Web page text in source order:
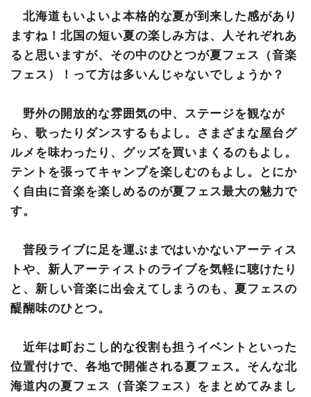
9/7（土）〜8（日）｜TOMAKOMAI MIRAI FEST 2024
9/21（土）〜22（日）｜AKABIRA CAMP BREAK
さいごに
北海道もいよいよ本格的な夏が到来した感があり
ますね！北国の短い夏の楽しみ方は、人それぞれあ
ると思いますが、その中のひとつが夏フェス（音楽
フェス）！って方は多いんじゃないでしょうか？
野外の開放的な雰囲気の中、ステージを観なが
ら、歌ったりダンスするもよし。さまざまな屋台グ
ルメを味わったり、グッズを買いまくるのもよし。
テントを張ってキャンプを楽しむのもよし。とにか
く自由に音楽を楽しめるのが夏フェス最大の魅力で
す。
普段ライブに足を運ぶまではいかないアーティス
トや、新人アーティストのライブを気軽に聴けたり
と、新しい音楽に出会えてしまうのも、夏フェスの
醍醐味のひとつ。
近年は町おこし的な役割も担うイベントといった
位置付けで、各地で開催される夏フェス。そんな北
海道内の夏フェス（音楽フェス）をまとめてみまし